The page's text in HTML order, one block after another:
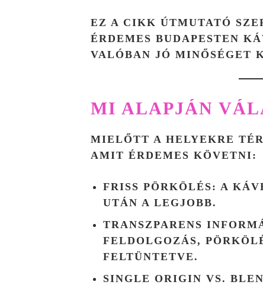
EZ A CIKK ÚTMUTATÓ
ÉRDEMES BUDAPESTEN
VALÓBAN JÓ MINŐSÉGET
MI ALAPJÁN
MIELŐTT A HELYEKRE
AMIT ÉRDEMES KÖVETNI:
FRISS PÖRKÖLÉS: A
UTÁN A LEGJOBB.
TRANSZPARENS
FELDOLGOZÁS,
FELTÜNTETVE.
SINGLE ORIGIN VS.